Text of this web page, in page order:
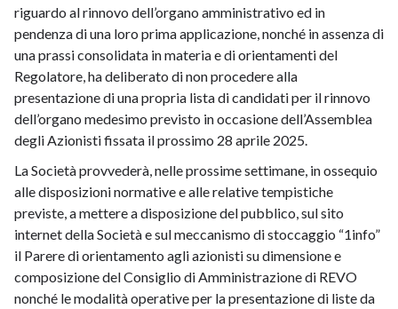
riguardo al rinnovo dell’organo amministrativo ed in
pendenza di una loro prima applicazione, nonché in assenza di
una prassi consolidata in materia e di orientamenti del
Regolatore, ha deliberato di non procedere alla
presentazione di una propria lista di candidati per il rinnovo
dell’organo medesimo previsto in occasione dell’Assemblea
degli Azionisti fissata il prossimo 28 aprile 2025.
La Società provvederà, nelle prossime settimane, in ossequio
alle disposizioni normative e alle relative tempistiche
previste, a mettere a disposizione del pubblico, sul sito
internet della Società e sul meccanismo di stoccaggio “1info”
il Parere di orientamento agli azionisti su dimensione e
composizione del Consiglio di Amministrazione di REVO
nonché le modalità operative per la presentazione di liste da